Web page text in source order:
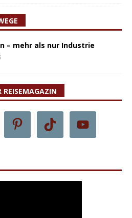
– mehr als nur Industrie